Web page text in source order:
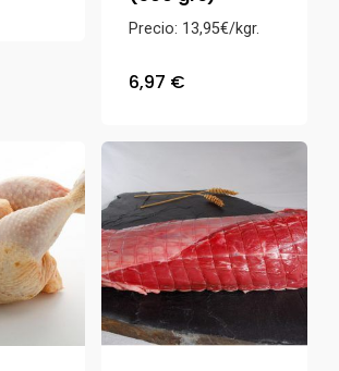
Precio: 13,95€/kgr.
6,97 €